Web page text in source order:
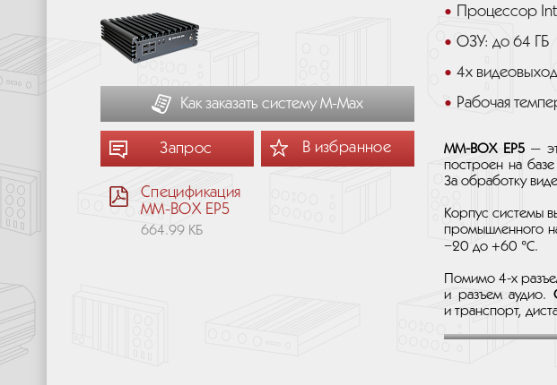
Как заказать систему М-Мах
Запрос В избранное
Спецификация
MM-BOX EP5
664.99 КБ
Процессор
ОЗУ: до 64 ГБ
4x
Рабочая
MM-BOX EP5 —
построен на
За обработку
Корпус системы
промышленного
−20 до +60 °C.
Помимо 4-х
и разъем аудио.
и транспорт,